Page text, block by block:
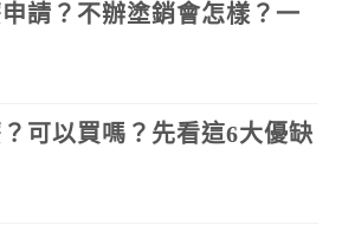
請？不辦塗銷會怎樣？一
可以買嗎？先看這6大優缺